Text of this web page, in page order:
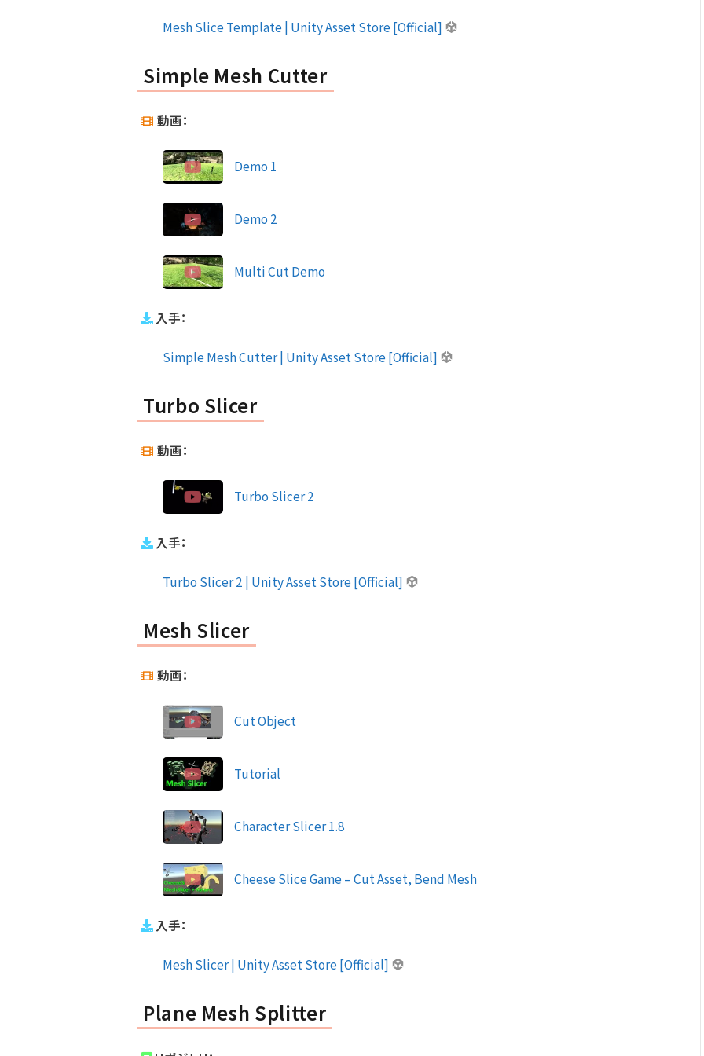
Mesh Slice Template | Unity Asset Store [Official]
Simple Mesh Cutter
動画：
Demo 1
Demo 2
Multi Cut Demo
入手：
Simple Mesh Cutter | Unity Asset Store [Official]
Turbo Slicer
動画：
Turbo Slicer 2
入手：
Turbo Slicer 2 | Unity Asset Store [Official]
Mesh Slicer
動画：
Cut Object
Tutorial
Character Slicer 1.8
Cheese Slice Game – Cut Asset, Bend Mesh
入手：
Mesh Slicer | Unity Asset Store [Official]
Plane Mesh Splitter